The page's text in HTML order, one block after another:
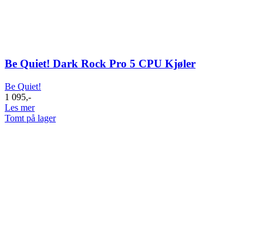
Be Quiet! Dark Rock Pro 5 CPU Kjøler
Be Quiet!
1 095,-
Les mer
Tomt på lager